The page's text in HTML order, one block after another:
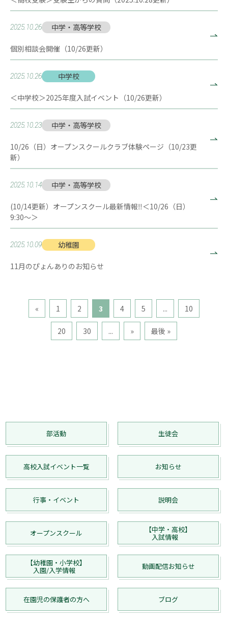
2025.10.26 中学・高等学校
個別相談会開催（10/26更新）
2025.10.26 中学校
＜中学校＞2025年度入試イベント（10/26更新）
2025.10.23 中学・高等学校
10/26（日）オープンスクールクラブ体験ページ（10/23更
新）
2025.10.14 中学・高等学校
(10/14更新）オープンスクール最新情報‼＜10/26（日）
9:30～＞
2025.10.09 幼稚園
11月のぴょんありのお知らせ
« 1 2 3 4 5 ... 10
20 30 ... » 最後 »
部活動 生徒会
高校入試イベント一覧 お知らせ
行事・イベント 説明会
オープンスクール 【中学・高校】
入試情報
【幼稚園・小学校】
入園/入学情報 動画配信お知らせ
在園児の保護者の方へ ブログ